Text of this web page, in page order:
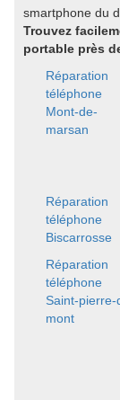
smartphone du
Trouvez
portable près
Réparation
téléphone
Mont-de-
marsan
Réparation
téléphone
Biscarrosse
Réparation
téléphone
Saint-pierre-
mont